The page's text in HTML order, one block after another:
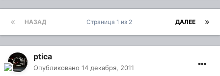
НАЗАД ДАЛЕЕ
Страница 1 из 2
ptica
Опубликовано 14 декабря, 2011